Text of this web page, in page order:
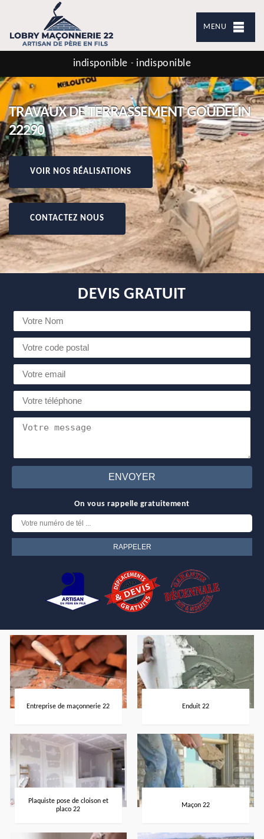
MENU
indisponible - indisponible
TRAVAUX DE TERRASSEMENT GOUDELIN
22290
VOIR NOS RÉALISATIONS
CONTACTEZ NOUS
DEVIS GRATUIT
On vous rappelle gratuitement
Entreprise de maçonnerie 22 Enduit 22
Plaquiste pose de cloison et
placo 22
Maçon 22